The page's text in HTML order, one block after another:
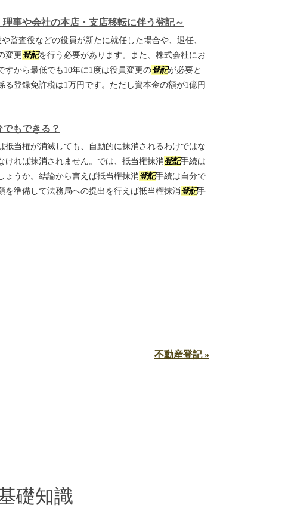
事や会社の本店・支店移転に伴う登記～
監査役などの役員が新たに就任した場合や、退任、
変更登記を行う必要があります。また、株式会社にお
すから最低でも10年に1度は役員変更の登記が必要と
る登録免許税は1万円です。ただし資本金の額が1億円
もできる？
抵当権が消滅しても、自動的に抹消されるわけではな
ければ抹消されません。では、抵当権抹消登記手続は
ょうか。結論から言えば抵当権抹消登記手続は自分で
を準備して法務局への提出を行えば抵当権抹消登記手
不動産登記 »
礎知識